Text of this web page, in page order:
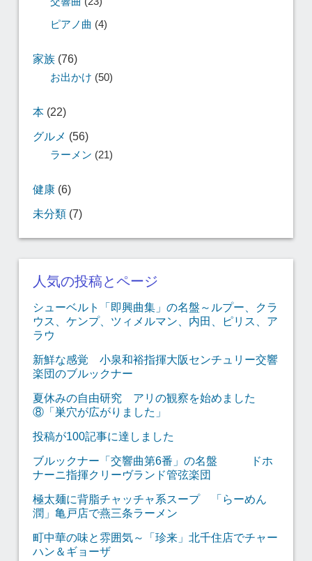
ピアノ曲 (4)
家族(76)
お出かけ (50)
本(22)
グルメ (56)
ラーメン (21)
健康(6)
未分類(7)
人気の投稿とページ
シューベルト「即興曲集」の名盤～ルプー、クラ
ウス、ケンプ、ツィメルマン、内田、ピリス、ア
ラウ
新鮮な感覚 小泉和裕指揮大阪センチュリー交響
楽団のブルックナー
夏休みの自由研究 アリの観察を始めました
⑧「巣穴が広がりました」
投稿が100記事に達しました
ブルックナー「交響曲第6番」の名盤 ドホ
ナーニ指揮クリーヴランド管弦楽団
極太麺に背脂チャッチャ系スープ 「らーめん
潤」亀戸店で燕三条ラーメン
町中華の味と雰囲気～「珍来」北千住店でチャー
ハン＆ギョーザ